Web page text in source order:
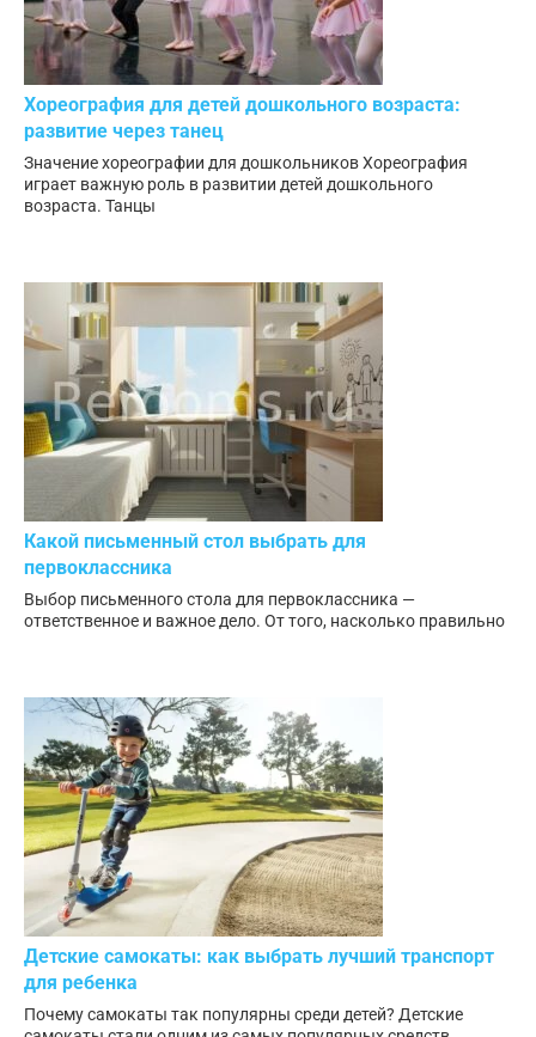
Хореография для детей дошкольного возраста:
развитие через танец
Значение хореографии для дошкольников Хореография
играет важную роль в развитии детей дошкольного
возраста. Танцы
Какой письменный стол выбрать для
первоклассника
Выбор письменного стола для первоклассника —
ответственное и важное дело. От того, насколько правильно
Детские самокаты: как выбрать лучший транспорт
для ребенка
Почему самокаты так популярны среди детей? Детские